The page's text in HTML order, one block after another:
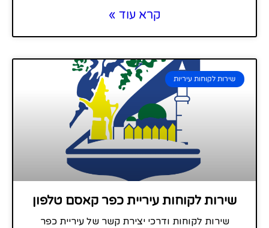
קרא עוד »
שירות לקוחות עיריות
שירות לקוחות עיריית כפר קאסם טלפון
שירות לקוחות ודרכי יצירת קשר של עיריית כפר